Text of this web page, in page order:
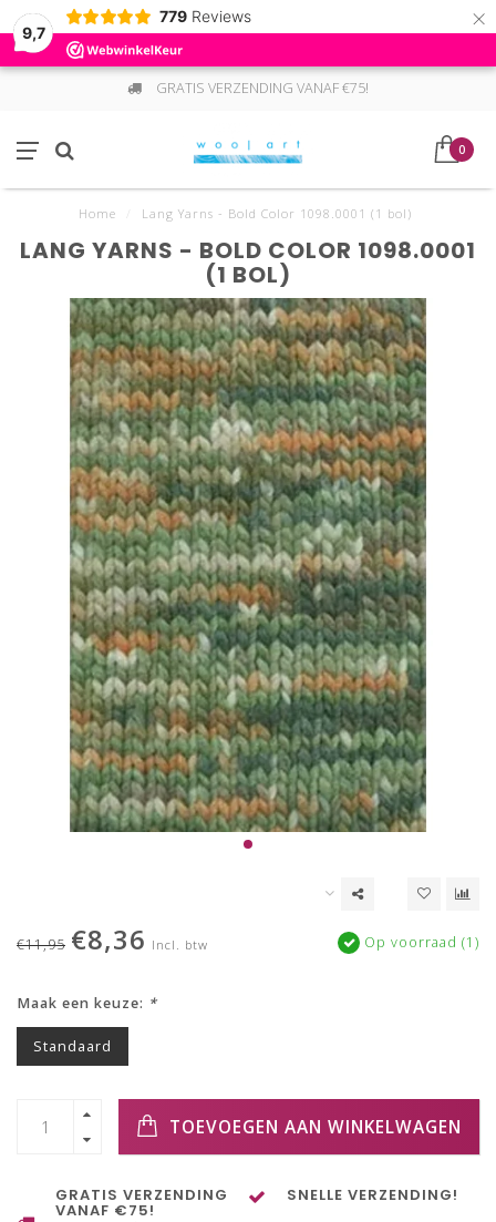
9,7
779 Reviews ×
GRATIS VERZENDING VANAF €75!
0
Home Lang Yarns - Bold Color 1098.0001 (1 bol)
LANG YARNS - BOLD COLOR 1098.0001
(1 BOL)
€11,95 €8,36 Incl. btw Op voorraad (1)
Maak een keuze: *
Standaard
TOEVOEGEN AAN WINKELWAGEN
GRATIS VERZENDING
VANAF €75!
SNELLE VERZENDING!